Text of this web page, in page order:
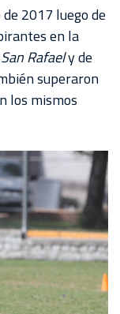
2017 luego de
en la
San Rafaely de
superaron
los mismos